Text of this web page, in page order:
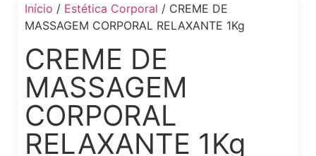
Início / Estética Corporal / CREME DE
MASSAGEM CORPORAL RELAXANTE 1Kg
CREME DE
MASSAGEM
CORPORAL
RELAXANTE 1Kg